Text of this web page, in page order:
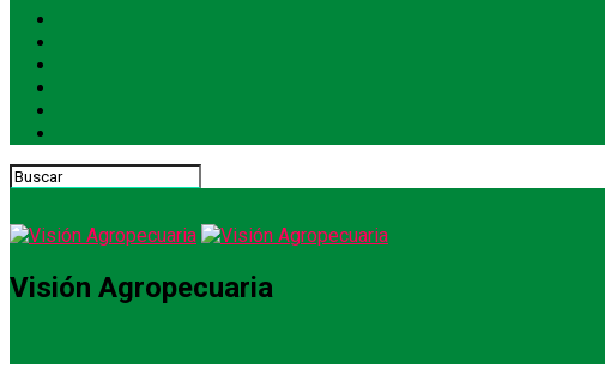
Visión Agropecuaria